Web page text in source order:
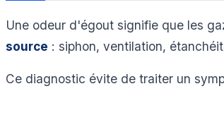
Une odeur d'égout signifie que les
source : siphon, ventilation,
Ce diagnostic évite de traiter un